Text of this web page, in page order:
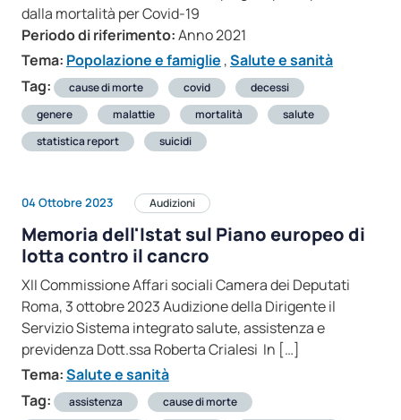
dalla mortalità per Covid-19
Periodo di riferimento:Anno 2021
Tema: Popolazione e famiglie ,Salute e sanità
Tag:
cause di morte covid
decessi
genere
malattie mortalità
salute
statistica report
suicidi
04 Ottobre 2023 Audizioni
Memoria dell'Istat sul Piano europeo di
lotta contro il cancro
XII Commissione Affari sociali Camera dei Deputati
Roma, 3 ottobre 2023 Audizione della Dirigente il
Servizio Sistema integrato salute, assistenza e
previdenza Dott.ssa Roberta Crialesi In […]
Tema:Salute e sanità
Tag:
assistenza
cause di morte